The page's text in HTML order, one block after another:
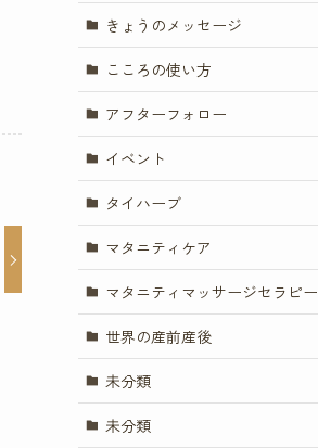
きょうのメッセージ
こころの使い方
アフターフォロー
イベント
タイハーブ
マタニティケア
マタニティマッサージセラピー
世界の産前産後
未分類
未分類